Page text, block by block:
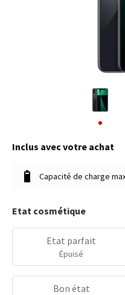
Inclus avec votre achat
Capacité de charge
Etat cosmétique
Etat parfait
Épuisé
Bon état